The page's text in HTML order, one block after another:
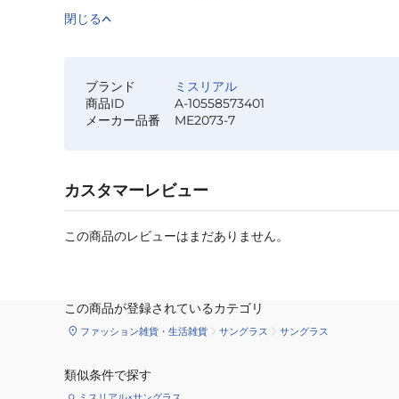
閉じる
ブランド
ミスリアル
商品ID
A-10558573401
メーカー品番
ME2073-7
カスタマーレビュー
この商品のレビューはまだありません。
この商品が登録されているカテゴリ
ファッション雑貨・生活雑貨 サングラス サングラス
類似条件で探す